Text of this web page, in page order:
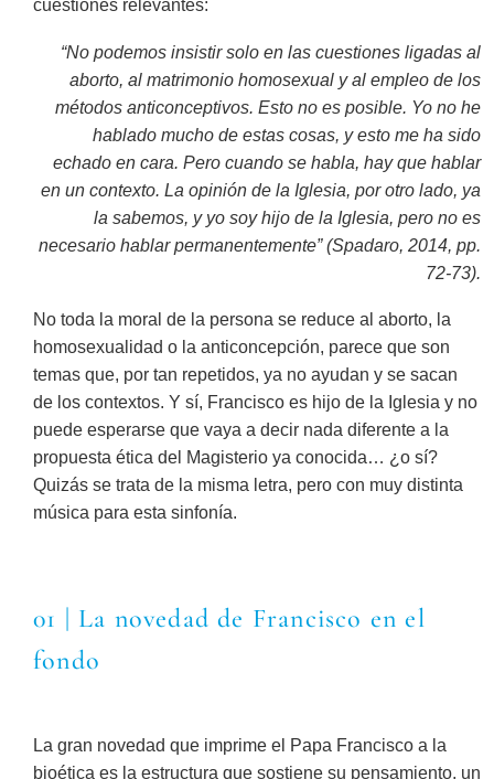
cuestiones relevantes:
“No podemos insistir solo en las cuestiones ligadas al
aborto, al matrimonio homosexual y al empleo de los
métodos anticonceptivos. Esto no es posible. Yo no he
hablado mucho de estas cosas, y esto me ha sido
echado en cara. Pero cuando se habla, hay que hablar
en un contexto. La opinión de la Iglesia, por otro lado, ya
la sabemos, y yo soy hijo de la Iglesia, pero no es
necesario hablar permanentemente” (Spadaro, 2014, pp.
72-73).
No toda la moral de la persona se reduce al aborto, la
homosexualidad o la anticoncepción, parece que son
temas que, por tan repetidos, ya no ayudan y se sacan
de los contextos. Y sí, Francisco es hijo de la Iglesia y no
puede esperarse que vaya a decir nada diferente a la
propuesta ética del Magisterio ya conocida… ¿o sí?
Quizás se trata de la misma letra, pero con muy distinta
música para esta sinfonía.
01 | La novedad de Francisco en el
fondo
La gran novedad que imprime el Papa Francisco a la
bioética es la estructura que sostiene su pensamiento, un